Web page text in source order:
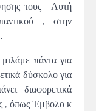
τους . Αυτή
, στην
πάντα για
δύσκολο για
διαφορετικά
, όπως Έμβολο κ